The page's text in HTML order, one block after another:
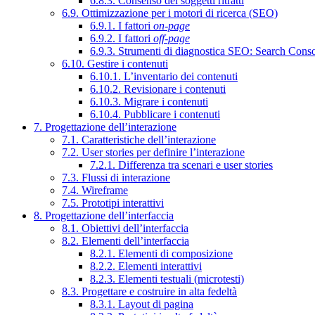
6.9. Ottimizzazione per i motori di ricerca (SEO)
6.9.1. I fattori on-page
6.9.2. I fattori off-page
6.9.3. Strumenti di diagnostica SEO: Search
6.10. Gestire i contenuti
6.10.1. L’inventario dei contenuti
6.10.2. Revisionare i contenuti
6.10.3. Migrare i contenuti
6.10.4. Pubblicare i contenuti
7. Progettazione dell’interazione
7.1. Caratteristiche dell’interazione
7.2. User stories per definire l’interazione
7.2.1. Differenza tra scenari e user stories
7.3. Flussi di interazione
7.4. Wireframe
7.5. Prototipi interattivi
8. Progettazione dell’interfaccia
8.1. Obiettivi dell’interfaccia
8.2. Elementi dell’interfaccia
8.2.1. Elementi di composizione
8.2.2. Elementi interattivi
8.2.3. Elementi testuali (microtesti)
8.3. Progettare e costruire in alta fedeltà
8.3.1. Layout di pagina